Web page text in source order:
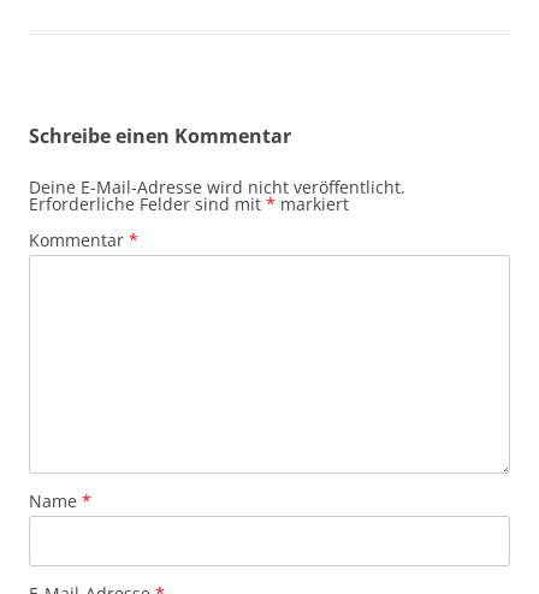
Schreibe einen Kommentar
Deine E-Mail-Adresse wird nicht veröffentlicht.
Erforderliche Felder sind mit * markiert
Kommentar *
Name *